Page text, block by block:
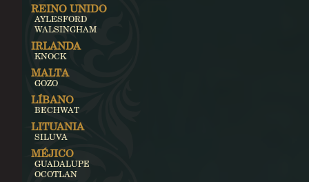
REINO UNIDO
AYLESFORD
WALSINGHAM
IRLANDA
KNOCK
MALTA
GOZO
LÍBANO
BECHWAT
LITUANIA
SILUVA
MÉJICO
GUADALUPE
OCOTLAN